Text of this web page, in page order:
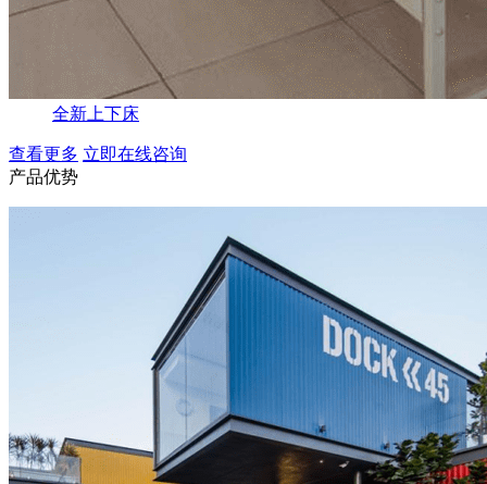
全新上下床
查看更多 立即在线咨询
产品优势